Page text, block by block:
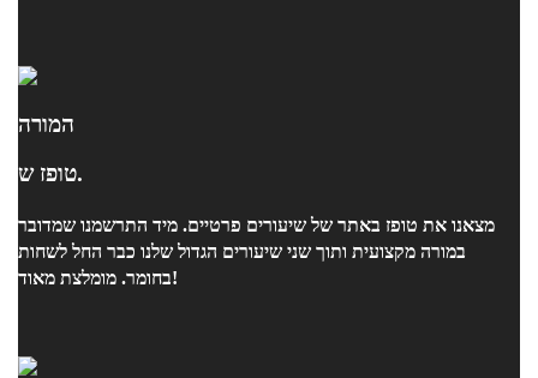
המורה
טופז ש.
מצאנו את טופז באתר של שיעורים פרטיים. מיד התרשמנו שמדובר
במורה מקצועית ותוך שני שיעורים הגדול שלנו כבר החל לשחות
בחומר. מומלצת מאוד!